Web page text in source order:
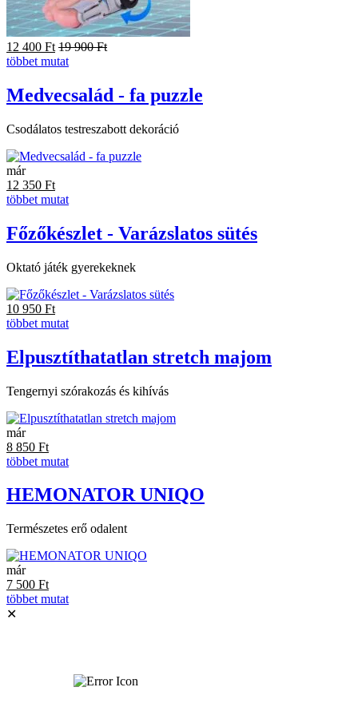
12 400 Ft 19 900Ft
többet mutat
Medvecsalád - fa puzzle
Csodálatos testreszabott dekoráció
már
12 350 Ft
többet mutat
Főzőkészlet - Varázslatos sütés
Oktató játék gyerekeknek
10 950 Ft
többet mutat
Elpusztíthatatlan stretch majom
Tengernyi szórakozás és kihívás
már
8 850 Ft
többet mutat
HEMONATOR UNIQO
Természetes erő odalent
már
7 500 Ft
többet mutat
✕